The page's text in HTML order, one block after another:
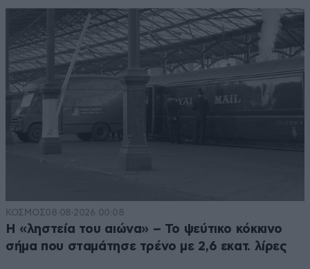
ΚΟΣΜΟΣ08·08·2026 00:08
Η «ληστεία του αιώνα» – Το ψεύτικο κόκκινο
σήμα που σταμάτησε τρένο με 2,6 εκατ. λίρες